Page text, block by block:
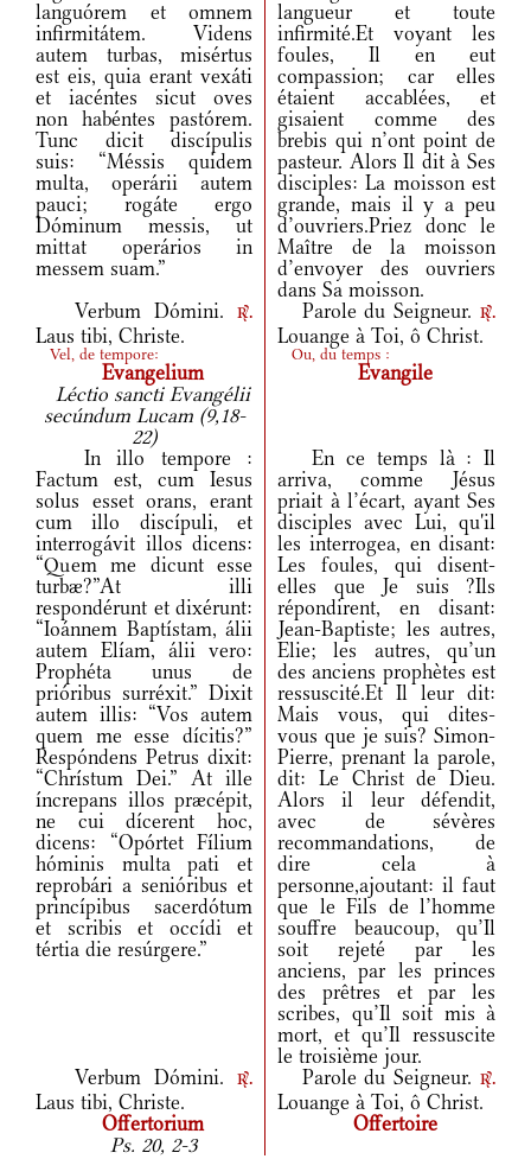
languórem et omnem
infirmitátem. Videns
autem turbas, misértus
est eis, quia erant vexáti
et iacéntes sicut oves
non habéntes pastórem.
Tunc dicit discípulis
suis: “Méssis quidem
multa, operárii autem
pauci; rogáte ergo
Dóminum messis, ut
mittat operários in
messem suam.”
langueur et toute
infirmité.Et voyant les
foules, Il en eut
compassion; car elles
étaient accablées, et
gisaient comme des
brebis qui n’ont point de
pasteur. Alors Il dit à Ses
disciples: La moisson est
grande, mais il y a peu
d’ouvriers.Priez donc le
Maître de la moisson
d’envoyer des ouvriers
dans Sa moisson.
Verbum Dómini.
r.
Laus tibi, Christe.
Parole du Seigneur. r.
Louange à Toi, ô Christ.
Vel, de tempore: Ou, du temps :
Evangelium
Evangile
Léctio sancti Evangélii
secúndum Lucam (9,18-
22)
In illo tempore :
Factum est, cum Iesus
solus esset orans, erant
cum illo discípuli, et
interrogávit illos dicens:
“Quem me dicunt esse
turbæ?”At illi
respondérunt et dixérunt:
“Ioánnem Baptístam, álii
autem Elíam, álii vero:
Prophéta unus de
prióribus surréxit.” Dixit
autem illis: “Vos autem
quem me esse dícitis?”
Respóndens Petrus dixit:
“Chrístum Dei.” At ille
íncrepans illos præcépit,
ne cui dícerent hoc,
dicens: “Opórtet Fílium
hóminis multa pati et
reprobári a senióribus et
princípibus sacerdótum
et scribis et occídi et
tértia die resúrgere.”
En ce temps là : Il
arriva, comme Jésus
priait à l’écart, ayant Ses
disciples avec Lui, qu'il
les interrogea, en disant:
Les foules, qui disent-
elles que Je suis ?Ils
répondirent, en disant:
Jean-Baptiste; les autres,
Elie; les autres, qu’un
des anciens prophètes est
ressuscité.Et Il leur dit:
Mais vous, qui dites-
vous que je suis? Simon-
Pierre, prenant la parole,
dit: Le Christ de Dieu.
Alors il leur défendit,
avec de sévères
recommandations, de
dire cela à
personne,ajoutant: il faut
que le Fils de l’homme
souffre beaucoup, qu’Il
soit rejeté par les
anciens, par les princes
des prêtres et par les
scribes, qu’Il soit mis à
mort, et qu’Il ressuscite
le troisième jour.
Verbum Dómini.
r.
Laus tibi, Christe.
Parole du Seigneur. r.
Louange à Toi, ô Christ.
Offertorium
Offertoire
Ps. 20, 2-3